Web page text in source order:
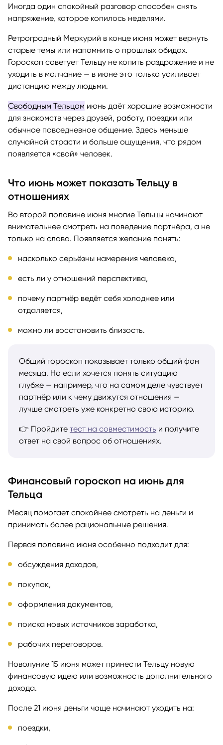
Иногда один спокойный разговор способен снять
напряжение, которое копилось неделями.
Ретроградный Меркурий в конце июня может вернуть
старые темы или напомнить о прошлых обидах.
Гороскоп советует Тельцу не копить раздражение и не
уходить в молчание — в июне это только усиливает
дистанцию между людьми.
Свободным Тельцам июнь даёт хорошие возможности
для знакомств через друзей, работу, поездки или
обычное повседневное общение. Здесь меньше
случайной страсти и больше ощущения, что рядом
появляется «свой» человек.
Что июнь может показать Тельцу в
отношениях
Во второй половине июня многие Тельцы начинают
внимательнее смотреть на поведение партнёра, а не
только на слова. Появляется желание понять:
насколько серьёзны намерения человека,
есть ли у отношений перспектива,
почему партнёр ведёт себя холоднее или
отдаляется,
можно ли восстановить близость.
Общий гороскоп показывает только общий фон
месяца. Но если хочется понять ситуацию
глубже — например, что на самом деле чувствует
партнёр или к чему движутся отношения —
лучше смотреть уже конкретно свою историю.
👉 Пройдите тест на совместимость и получите
ответ на свой вопрос об отношениях.
Финансовый гороскоп на июнь для
Тельца
Месяц помогает спокойнее смотреть на деньги и
принимать более рациональные решения.
Первая половина июня особенно подходит для:
обсуждения доходов,
покупок,
оформления документов,
поиска новых источников заработка,
рабочих переговоров.
Новолуние 15 июня может принести Тельцу новую
финансовую идею или возможность дополнительного
дохода.
После 21 июня деньги чаще начинают уходить на:
поездки,